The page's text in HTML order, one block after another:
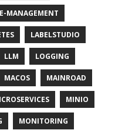
MANAGEMENT
LABELSTUDIO
LLM LOGGING
MACOS MAINROAD
MINIO
MONITORING